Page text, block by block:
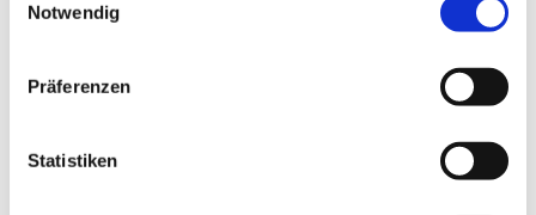
Notwendig
Präferenzen
Statistiken